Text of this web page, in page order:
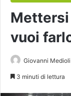
Mettersi
vuoi
Giovanni Medioli
3 minuti di lettura